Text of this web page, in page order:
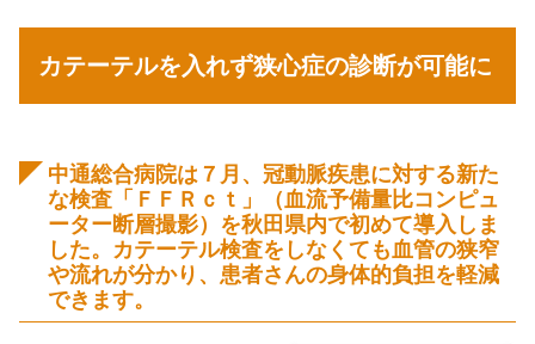
カテーテルを入れず狭心症の診断が可能に
中通総合病院は７月、冠動脈疾患に対する新た
な検査「ＦＦＲ ｃｔ」（血流予備量比コンピュ
ーター断層撮影）を秋田県内で初めて導入しま
した。カテーテル検査をしなくても血管の狭窄
や流れが分かり、患者さんの身体的負担を軽減
できます。